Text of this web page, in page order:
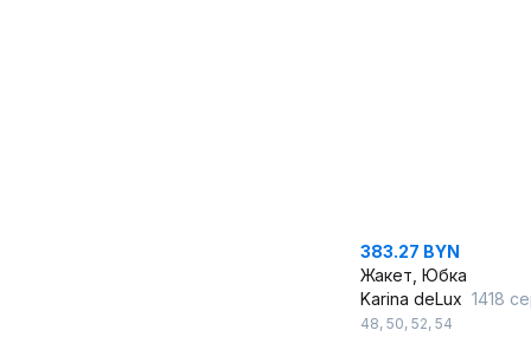
383.27 BYN
Жакет, Юбка
Karina deLux 1418
48, 50, 52, 54